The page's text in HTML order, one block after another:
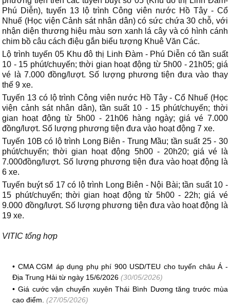
Phú Diễn), tuyến 13 lộ trình Công viên nước Hồ Tây - Cổ
Nhuế (Học viện Cảnh sát nhân dân) có sức chứa 30 chỗ, với
nhận diện thương hiệu màu sơn xanh lá cây và có hình cánh
chim bồ câu cách điệu gắn biểu tượng Khuê Văn Các.
Lộ trình tuyến 05 Khu đô thị Linh Đàm - Phú Diễn có tần suất
10 - 15 phút/chuyến; thời gian hoạt động từ 5h00 - 21h05; giá
vé là 7.000 đồng/lượt. Số lượng phương tiện đưa vào thay
thế 9 xe.
Tuyến 13 có lộ trình Công viên nước Hồ Tây - Cổ Nhuế (Học
viện cảnh sát nhân dân), tần suất 10 - 15 phút/chuyến; thời
gian hoạt động từ 5h00 - 21h06 hàng ngày; giá vé 7.000
đồng/lượt. Số lượng phương tiện đưa vào hoạt động 7 xe.
Tuyến 10B có lộ trình Long Biên - Trung Mầu; tần suất 25 - 30
phút/chuyến; thời gian hoạt động 5h00 - 20h20; giá vé là
7.000đồng/lượt. Số lượng phương tiện đưa vào hoạt động là
6 xe.
Tuyến buýt số 17 có lộ trình Long Biên - Nội Bài; tần suất 10 -
15 phút/chuyến; thời gian hoạt động từ 5h00 - 22h; giá vé
9.000 đồng/lượt. Số lượng phương tiện đưa vào hoạt động là
19 xe.
VITIC tổng hợp
• CMA CGM áp dụng phụ phí 900 USD/TEU cho tuyến châu Á -
Địa Trung Hải từ ngày 15/6/2026 (30/05/2026)
•Giá cước vận chuyển xuyên Thái Bình Dương tăng trước mùa
cao điểm. (27/05/2026)